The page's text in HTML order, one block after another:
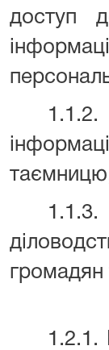
доступ
громадян
1.2.1.